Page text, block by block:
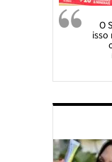
O
isso